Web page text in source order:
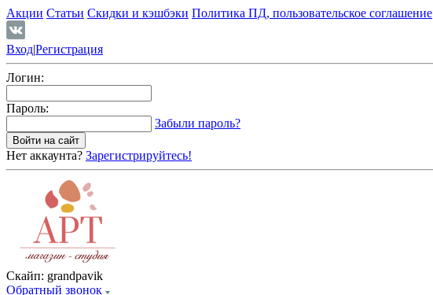
Акции Статьи Скидки и кэшбэки Политика ПД, пользовательское соглашение
Вход|Регистрация
Логин:
Пароль:
Забыли пароль?
Нет аккаунта? Зарегистрируйтесь!
Скайп: grandpavik
Обратный звонок